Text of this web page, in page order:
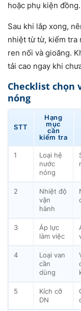
hoặc phụ kiện đồng.
Sau khi lắp xong,
nhiệt từ từ, kiểm tra
ren nối và gioăng.
tải cao ngay khi
Checklist chọn
nóng
STT
Hạng
mục
cần
kiểm tra
1
Loại hệ
nước
nóng
2
Nhiệt độ
vận
hành
3
Áp lực
làm việc
4
Loại van
cần
dùng
5
Kích cỡ
DN